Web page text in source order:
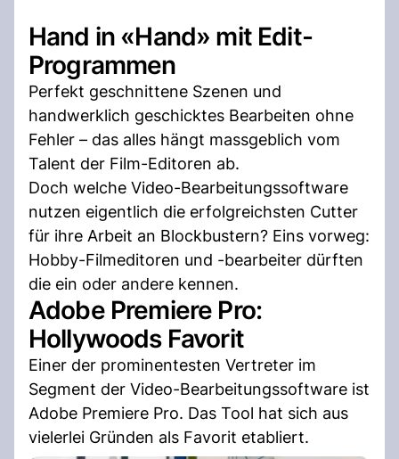
Hand in «Hand» mit Edit-
Programmen
Perfekt geschnittene Szenen und
handwerklich geschicktes Bearbeiten ohne
Fehler – das alles hängt massgeblich vom
Talent der Film-Editoren ab.
Doch welche Video-Bearbeitungssoftware
nutzen eigentlich die erfolgreichsten Cutter
für ihre Arbeit an Blockbustern? Eins vorweg:
Hobby-Filmeditoren und -bearbeiter dürften
die ein oder andere kennen.
Adobe Premiere Pro:
Hollywoods Favorit
Einer der prominentesten Vertreter im
Segment der Video-Bearbeitungssoftware ist
Adobe Premiere Pro. Das Tool hat sich aus
vielerlei Gründen als Favorit etabliert.